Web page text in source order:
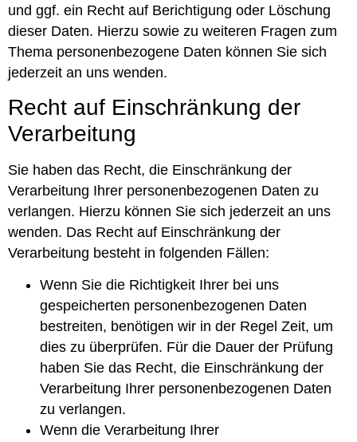
und ggf. ein Recht auf Berichtigung oder Löschung
dieser Daten. Hierzu sowie zu weiteren Fragen zum
Thema personenbezogene Daten können Sie sich
jederzeit an uns wenden.
Recht auf Einschränkung der
Verarbeitung
Sie haben das Recht, die Einschränkung der
Verarbeitung Ihrer personenbezogenen Daten zu
verlangen. Hierzu können Sie sich jederzeit an uns
wenden. Das Recht auf Einschränkung der
Verarbeitung besteht in folgenden Fällen:
Wenn Sie die Richtigkeit Ihrer bei uns
gespeicherten personenbezogenen Daten
bestreiten, benötigen wir in der Regel Zeit, um
dies zu überprüfen. Für die Dauer der Prüfung
haben Sie das Recht, die Einschränkung der
Verarbeitung Ihrer personenbezogenen Daten
zu verlangen.
Wenn die Verarbeitung Ihrer